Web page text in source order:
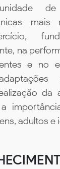
mais
na
e no
da
a
adultos e